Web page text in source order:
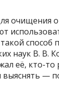
очищения
способ
наук В. В.
её, кто-то
выяснять —